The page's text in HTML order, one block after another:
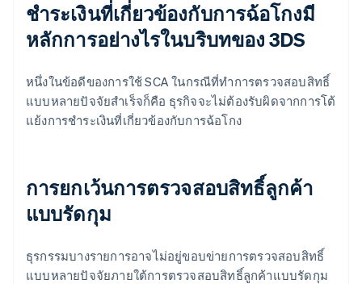
ชำระเงินที่เกี่ยวข้องกับการฉ้อโกงมี
หลักการอย่างไรในบริบทของ 3DS
หนึ่งในข้อดีของการใช้ SCA ในกรณีที่ทำการตรวจสอบสิทธิ์
แบบหลายปัจจัยสำเร็จก็คือ ธุรกิจจะไม่ต้องรับผิดจากการโต้
แย้งการชำระเงินที่เกี่ยวข้องกับการฉ้อโกง
การยกเว้นการตรวจสอบสิทธิ์ลูกค้า
แบบรัดกุม
ธุรกรรมบางรายการอาจไม่อยู่ขอบข่ายการตรวจสอบสิทธิ์
แบบหลายปัจจัยภายใต้การตรวจสอบสิทธิ์ลูกค้าแบบรัดกุม